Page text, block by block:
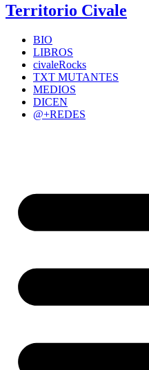
Territorio Civale
BIO
LIBROS
civaleRocks
TXT MUTANTES
MEDIOS
DICEN
@+REDES